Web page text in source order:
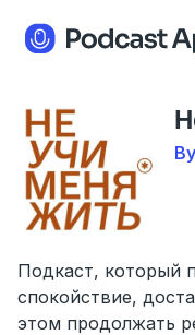
Подкаст, который
спокойствие,
этом продолжать